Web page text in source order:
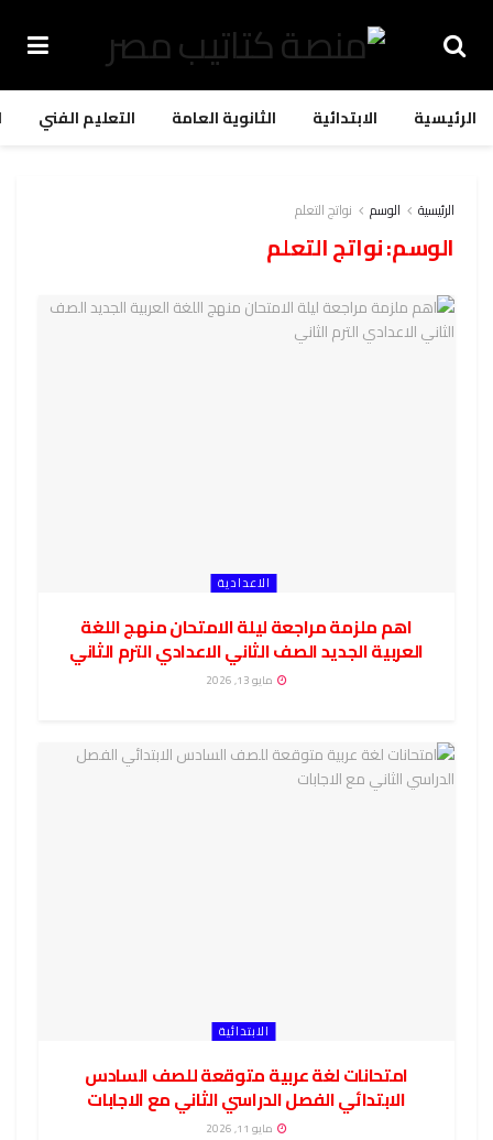
الرئيسية الابتدائية الثانوية العامة التعليم الفني
الرئيسية الوسم نواتج التعلم
الوسم:نواتج التعلم
الاعدادية
اهم ملزمة مراجعة ليلة الامتحان منهج اللغة
العربية الجديد الصف الثاني الاعدادي الترم الثاني
مايو 13, 2026
الابتدائية
امتحانات لغة عربية متوقعة للصف السادس
الابتدائي الفصل الدراسي الثاني مع الاجابات
مايو 11, 2026